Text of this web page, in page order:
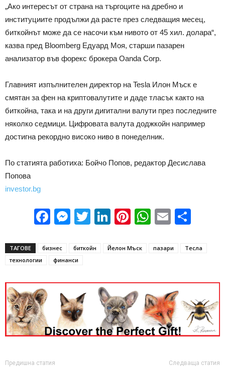
„Ако интересът от страна на търгоците на дребно и
институциите продължи да расте през следващия месец,
биткойнът може да се насочи към нивото от 45 хил. долара“,
казва пред Bloomberg Едуард Моя, старши пазарен
анализатор във форекс брокера Oanda Corp.
Главният изпълнителен директор на Tesla Илон Мъск е
смятан за фен на криптовалутите и даде тласък както на
биткойна, така и на други дигитални валути през последните
няколко седмици. Цифровата валута доджкойн например
достигна рекордно високо ниво в понеделник.
По статията работиха: Бойчо Попов, редактор Десислава
Попова
investor.bg
Facebook
Messenger
Twitter
LinkedIn
Pinterest
WhatsApp
Email
ТАГОВЕ бизнес биткойн Йелон Мъск пазари
Тесла
технологии
финанси
Предишна статия Следваща статия